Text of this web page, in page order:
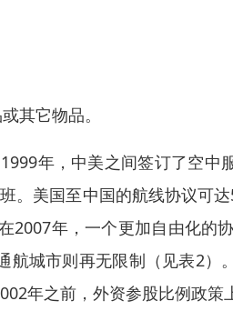
其它物品。
年，中美之间签订了空中
。美国至中国的航线协议可
2007年，一个更加自由化的
城市则再无限制（见表2）
年之前，外资参股比例政策